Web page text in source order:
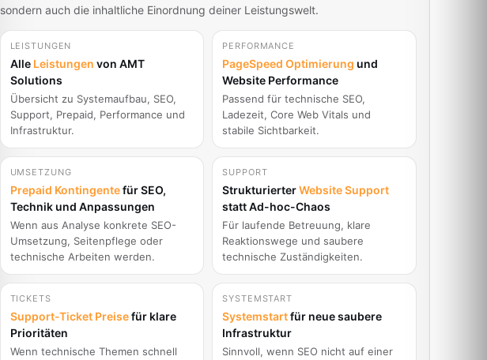
sondern auch die inhaltliche Einordnung deiner Leistungswelt.
LEISTUNGEN
Alle Leistungen von AMT
Solutions
Übersicht zu Systemaufbau, SEO,
Support, Prepaid, Performance und
Infrastruktur.
PERFORMANCE
PageSpeed Optimierung und
Website Performance
Passend für technische SEO,
Ladezeit, Core Web Vitals und
stabile Sichtbarkeit.
UMSETZUNG
Prepaid Kontingentefür SEO,
Technik und Anpassungen
Wenn aus Analyse konkrete SEO-
Umsetzung, Seitenpflege oder
technische Arbeiten werden.
SUPPORT
StrukturierterWebsite Support
statt Ad-hoc-Chaos
Für laufende Betreuung, klare
Reaktionswege und saubere
technische Zuständigkeiten.
TICKETS
Support-Ticket Preisefür klare
Prioritäten
Wenn technische Themen schnell
SYSTEMSTART
Systemstartfür neue saubere
Infrastruktur
Sinnvoll, wenn SEO nicht auf einer